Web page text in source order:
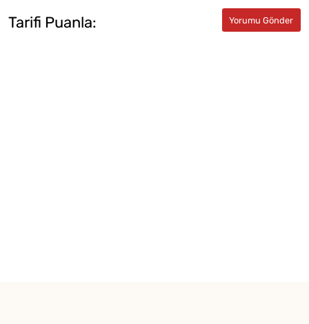
Tarifi Puanla: